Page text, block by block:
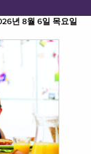
년 8월 6일 목요일